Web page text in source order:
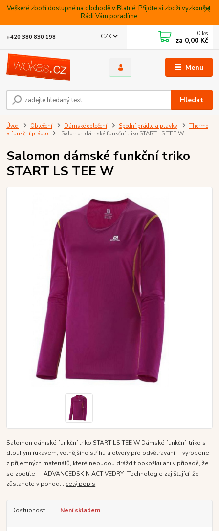
Veškeré zboží dostupné na obchodě v Blatné. Přijdte si zboží vyzkoušet.
Rádi Vám poradíme.
Menu
CZK
Hledat
+420 380 830 198 0 ks
za 0,00 Kč
Úvod Oblečení Dámské oblečení Spodní prádlo a plavky
Thermo
a funkční prádlo
Salomon dámské funkční triko START LS TEE W
Salomon dámské funkční triko
START LS TEE W
Salomon dámské funkční triko START LS TEE W Dámské funkční triko s
dlouhým rukávem, volnějšího střihu a otvory pro odvětrávání vyrobené
z příjemných materiálů, které nebudou dráždit pokožku ani v případě, že
se zpotíte - ADVANCEDSKIN ACTIVEDRY- Technologie zajišťující, že
zůstanete v pohod... celý popis
Dostupnost Není skladem